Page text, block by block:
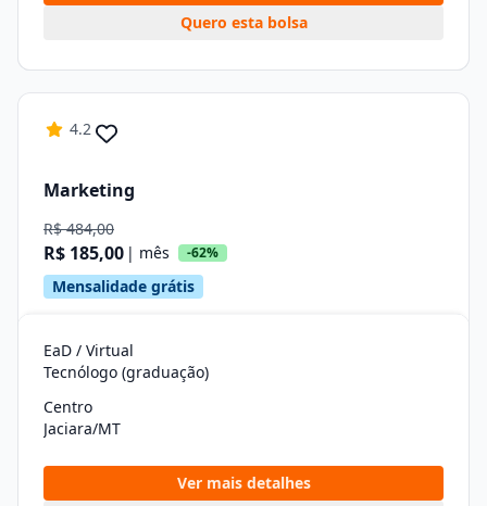
Quero esta bolsa
4.2
Marketing
R$ 484,00
R$ 185,00 | mês -62%
Mensalidade grátis
EaD / Virtual
Tecnólogo (graduação)
Centro
Jaciara/MT
Ver mais detalhes